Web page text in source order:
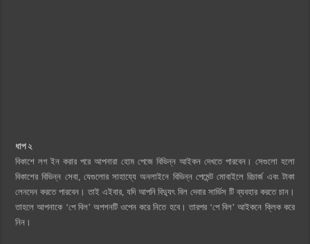
ধাপ ২
বিকাশে লগ ইন করার পরে আপনারা হোম পেজে বিভিন্ন আইকন দেখতে পারবেন। সেগুলো হলো
বিকাশের বিভিন্ন সেবা, যেগুলোর সাহায্যে অনলাইনে বিভিন্ন পেমেন্ট মোবাইলে রিচার্জ এবং টাকা
লেনদেন করতে পারবেন। তাই এইবার, যদি আপনি বিদ্যুৎ বিল দেবার সার্ভিস টি ব্যবহার করতে চান।
তাহলে আপনাকে ‘পে বিল’ অপশনটি ওপেন করে নিতে হবে। তারপর ‘পে বিল’ আইকনে ক্লিক করে
নিন।